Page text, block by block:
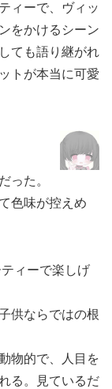
ィーで、ヴィッ
をかけるシーン
ても語り継がれ
トが本当に可愛
った。
色味が控えめ
ィーで楽しげ
供ならではの根
物的で、人目を
る。見ているだ